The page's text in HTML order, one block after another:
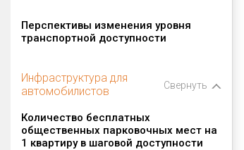
Перспективы изменения уровня
транспортной доступности
Инфраструктура для
автомобилистов
Свернуть
Количество бесплатных
общественных парковочных мест на
1 квартиру в шаговой доступности